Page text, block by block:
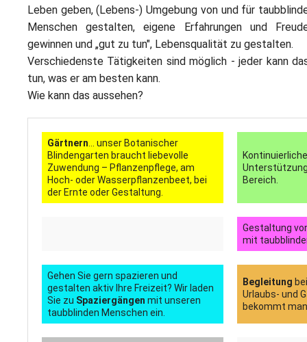
Leben geben, (Lebens-) Umgebung von und für
Menschen gestalten, eigene Erfahrungen und
gewinnen und „gut zu tun", Lebensqualität zu gestalten.
Verschiedenste Tätigkeiten sind möglich - jeder kann
tun, was er am besten kann.
Wie kann das aussehen?
Gärtnern ... unser Botanischer
Blindengarten braucht liebevolle
Zuwendung – Pflanzenpflege, am
Hoch- oder Wasserpflanzenbeet, bei
der Ernte oder Gestaltung.
Bereich.
Gestaltung
mit
Gehen Sie gern spazieren und
gestalten aktiv Ihre Freizeit? Wir laden
Sie zu Spaziergängen mit unseren
taubblinden Menschen ein.
Begleitung
Urlaubs- und
bekommt